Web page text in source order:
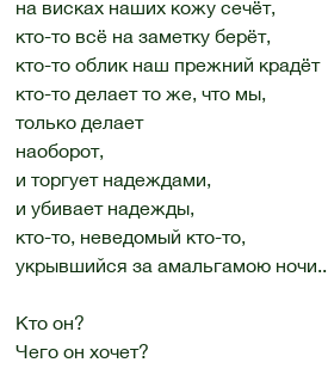
на висках наших кожу сечёт,
кто-то всё на заметку берёт,
кто-то облик наш прежний крадёт
кто-то делает то же, что мы,
только делает
наоборот,
и торгует надеждами,
и убивает надежды,
кто-то, неведомый кто-то,
укрывшийся за амальгамою ночи..
Кто он?
Чего он хочет?